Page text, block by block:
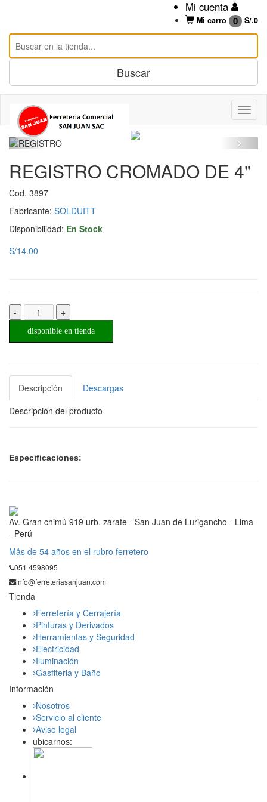
Mi cuenta
Mi carro 0 S/.0
REGISTRO CROMADO DE 4"
Cod. 3897
Fabricante: SOLDUITT
Disponibilidad: En Stock
S/14.00
- +
disponible en tienda
Descripción
Descargas
Descripción del producto
Especificaciones:
Av. Gran chimú 919 urb. zárate - San Juan de Lurigancho - Lima
- Perú
Mås de 54 años en el rubro ferretero
051 4598095
info@ferreteriasanjuan.com
Tienda
Ferretería y Cerrajería
Pinturas y Derivados
Herramientas y Seguridad
Electricidad
Iluminación
Gasfiteria y Baño
Información
Nosotros
Servicio al cliente
Aviso legal
ubicarnos: